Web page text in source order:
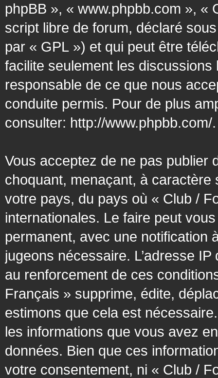
phpBB », « www.phpbb.com », «
script libre de forum, déclaré
par « GPL ») et qui peut être
facilite seulement les
responsable de ce que nous
conduite permis. Pour de plus
consulter: http://www.phpbb.com/.
Vous acceptez de ne pas publier
choquant, menaçant, à
votre pays, du pays où « Club /
internationales. Le faire peut
permanent, avec une notification
jugeons nécessaire. L’adresse
au renforcement de ces
Français » supprime, édite,
estimons que cela est
les informations que vous avez
données. Bien que ces
votre consentement, ni « Club /